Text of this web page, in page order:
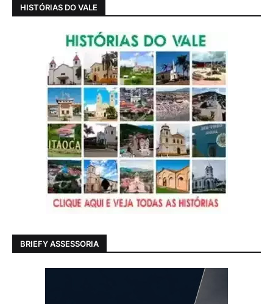
HISTÓRIAS DO VALE
BRIEFY ASSESSORIA